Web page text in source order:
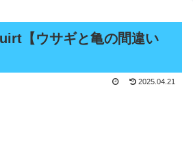
【ウサギと亀の間違い
2025.04.21